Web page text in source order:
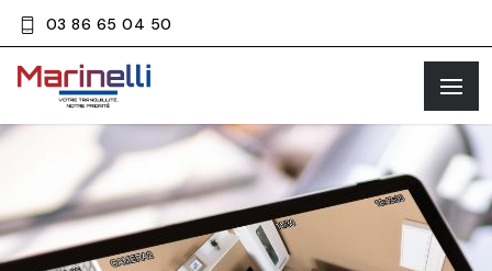
03 86 65 04 50